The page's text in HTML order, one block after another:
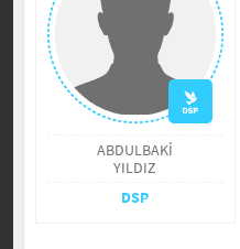
ABDULBAKİ
YILDIZ
DSP